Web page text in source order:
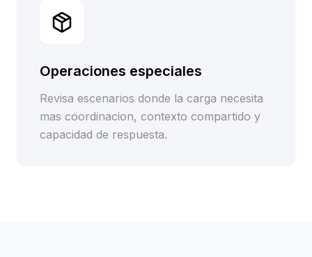
Operaciones especiales
Revisa escenarios donde la carga necesita
mas coordinacion, contexto compartido y
capacidad de respuesta.